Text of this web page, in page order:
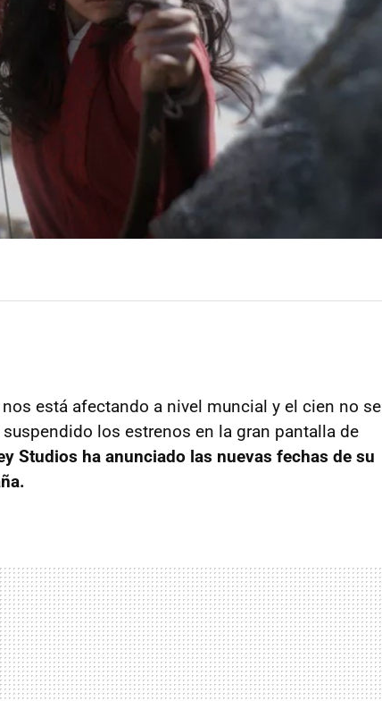
está afectando a nivel muncial y el cien no se
los estrenos en la gran pantalla de
Studios ha anunciado las nuevas fechas de su